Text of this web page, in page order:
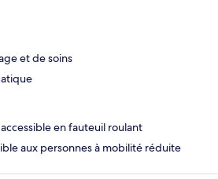
et de soins
en fauteuil roulant
aux personnes à mobilité réduite